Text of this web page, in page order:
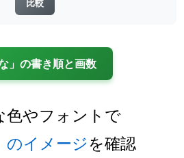
」の書き順と画数
色やフォントで
のイメージを確認